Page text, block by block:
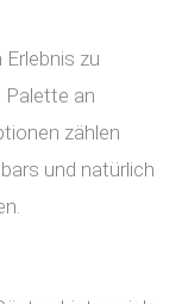
zu
Palette an
zählen
und natürlich